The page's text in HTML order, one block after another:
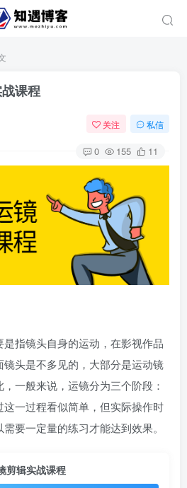
课程
关注 私信
0 155 11
指镜头自身的运动，在影视作品
头是不多见的，大部分是运动镜
一般来说，运镜分为三个阶段：
一过程看似简单，但实际操作时
要一定量的练习才能达到效果。
剪辑实战课程